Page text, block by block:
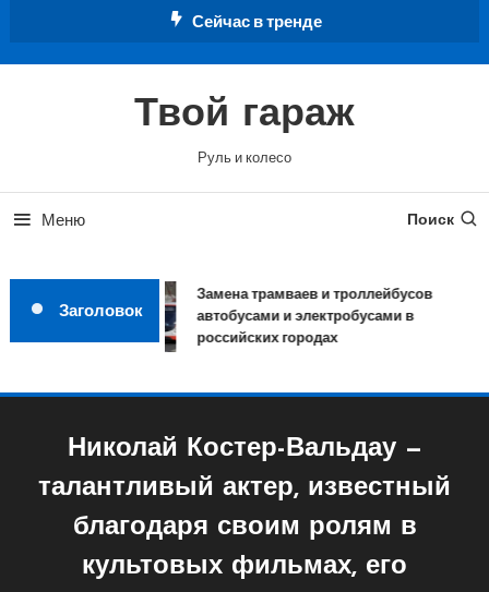
Сейчас в тренде
Твой гараж
Руль и колесо
Меню Поиск
Заголовок
Замена трамваев и троллейбусов
автобусами и электробусами в
российских городах
Николай Костер-Вальдау —
талантливый актер, известный
благодаря своим ролям в
культовых фильмах, его